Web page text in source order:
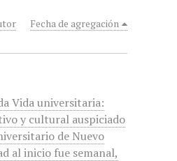
Fecha de agregación
Vida universitaria:
y cultural auspiciado
de Nuevo
al inicio fue semanal,